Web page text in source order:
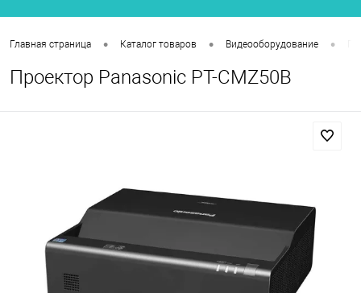
Главная страница • Каталог товаров • Видеооборудование •
Проектор Panasonic PT-CMZ50B